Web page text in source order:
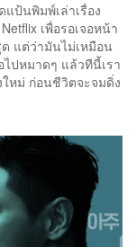
ป้นพิมพ์เล่าเรื่อง
เพื่อรอเจอหน้า
แต่ว่ามันไม่เหมือน
ปหมาดๆ แล้วทีนี้เรา
หม่ ก่อนชีวิตจะจมดิ่ง